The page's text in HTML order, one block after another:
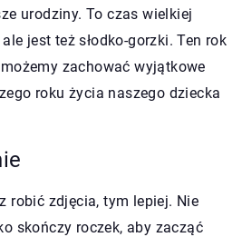
urodziny. To czas wielkiej
jest też słodko-gorzki. Ten rok
zachować wyjątkowe
roku życia naszego dziecka
robić zdjęcia, tym lepiej. Nie
skończy roczek, aby zacząć